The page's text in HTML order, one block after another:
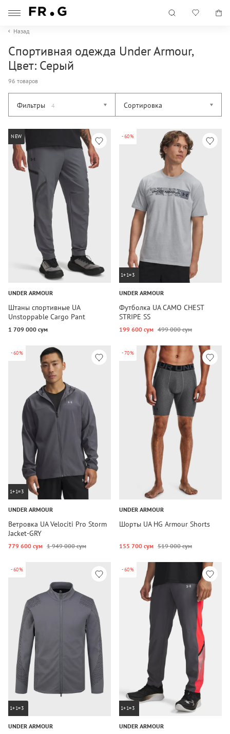
Назад
Спортивная одежда Under Armour,
Цвет: Серый
96 товаров
Фильтры 4 Сортировка
NEW
UNDER ARMOUR
Штаны спортивные UA
Unstoppable Cargo Pant
1 709 000 сум
-60%
1+1=3
UNDER ARMOUR
Футболка UA CAMO CHEST
STRIPE SS
199 600 сум 499 000 сум
-60%
1+1=3
UNDER ARMOUR
Ветровка UA Velociti Pro Storm
Jacket-GRY
779 600 сум 1 949 000 сум
-70%
UNDER ARMOUR
Шорты UA HG Armour Shorts
155 700 сум 519 000 сум
-60%
1+1=3
UNDER ARMOUR
-60%
1+1=3
UNDER ARMOUR